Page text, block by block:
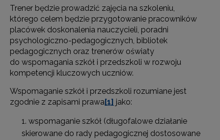
Trener będzie prowadzić zajęcia na szkoleniu,
którego celem będzie przygotowanie pracowników
placówek doskonalenia nauczycieli, poradni
psychologiczno-pedagogicznych, bibliotek
pedagogicznych oraz trenerów oświaty
do wspomagania szkół i przedszkoli w rozwoju
kompetencji kluczowych uczniów.
Wspomaganie szkół i przedszkoli rozumiane jest
zgodnie z zapisami prawa[1] jako:
wspomaganie szkół (długofalowe działanie
skierowane do rady pedagogicznej dostosowane